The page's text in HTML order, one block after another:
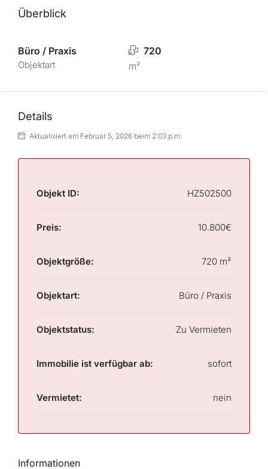
Überblick
Büro / Praxis
Objektart
720
m²
Details
Aktualisiert am Februar 5, 2026 beim 2:03 p.m.
Objekt ID: HZ502500
Preis: 10.800€
Objektgröße: 720 m²
Objektart: Büro / Praxis
Objektstatus: Zu Vermieten
Immobilie ist verfügbar ab: sofort
Vermietet: nein
Informationen